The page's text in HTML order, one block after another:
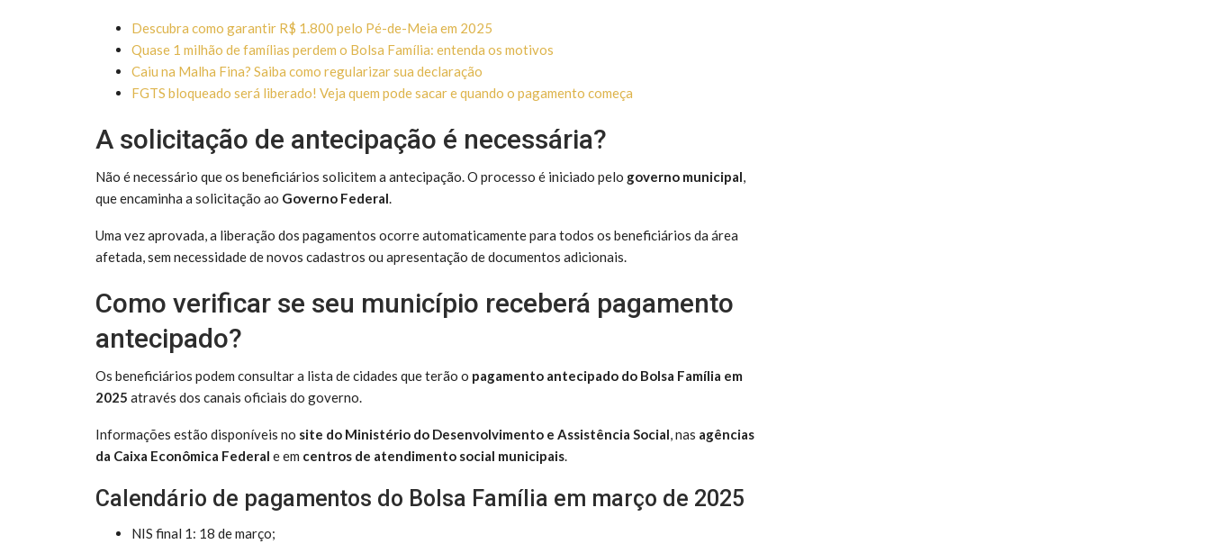
Descubra como garantir R$ 1.800 pelo Pé-de-Meia em 2025
Quase 1 milhão de famílias perdem o Bolsa Família: entenda os motivos
Caiu na Malha Fina? Saiba como regularizar sua declaração
FGTS bloqueado será liberado! Veja quem pode sacar e quando o pagamento começa
A solicitação de antecipação é necessária?
Não é necessário que os beneficiários solicitem a antecipação. O processo é iniciado pelo governo municipal,
que encaminha a solicitação ao Governo Federal.
Uma vez aprovada, a liberação dos pagamentos ocorre automaticamente para todos os beneficiários da área
afetada, sem necessidade de novos cadastros ou apresentação de documentos adicionais.
Como verificar se seu município receberá pagamento
antecipado?
Os beneficiários podem consultar a lista de cidades que terão o pagamento antecipado do Bolsa Família em
2025 através dos canais oficiais do governo.
Informações estão disponíveis no site do Ministério do Desenvolvimento e Assistência Social, nas agências
da Caixa Econômica Federal e em centros de atendimento social municipais.
Calendário de pagamentos do Bolsa Família em março de 2025
NIS final 1: 18 de março;